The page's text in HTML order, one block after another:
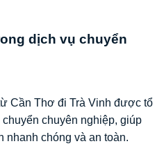
dịch vụ chuyển
Cần Thơ đi Trà Vinh được tổ
chuyên nghiệp, giúp
nhanh chóng và an toàn.